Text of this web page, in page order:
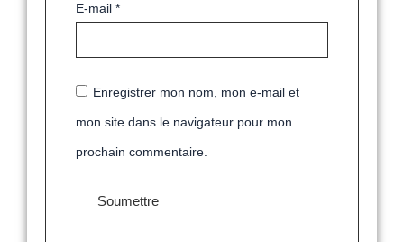
E-mail*
Enregistrer mon nom, mon e-mail et
mon site dans le navigateur pour mon
prochain commentaire.